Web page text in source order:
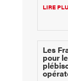
LIRE
Les
pour